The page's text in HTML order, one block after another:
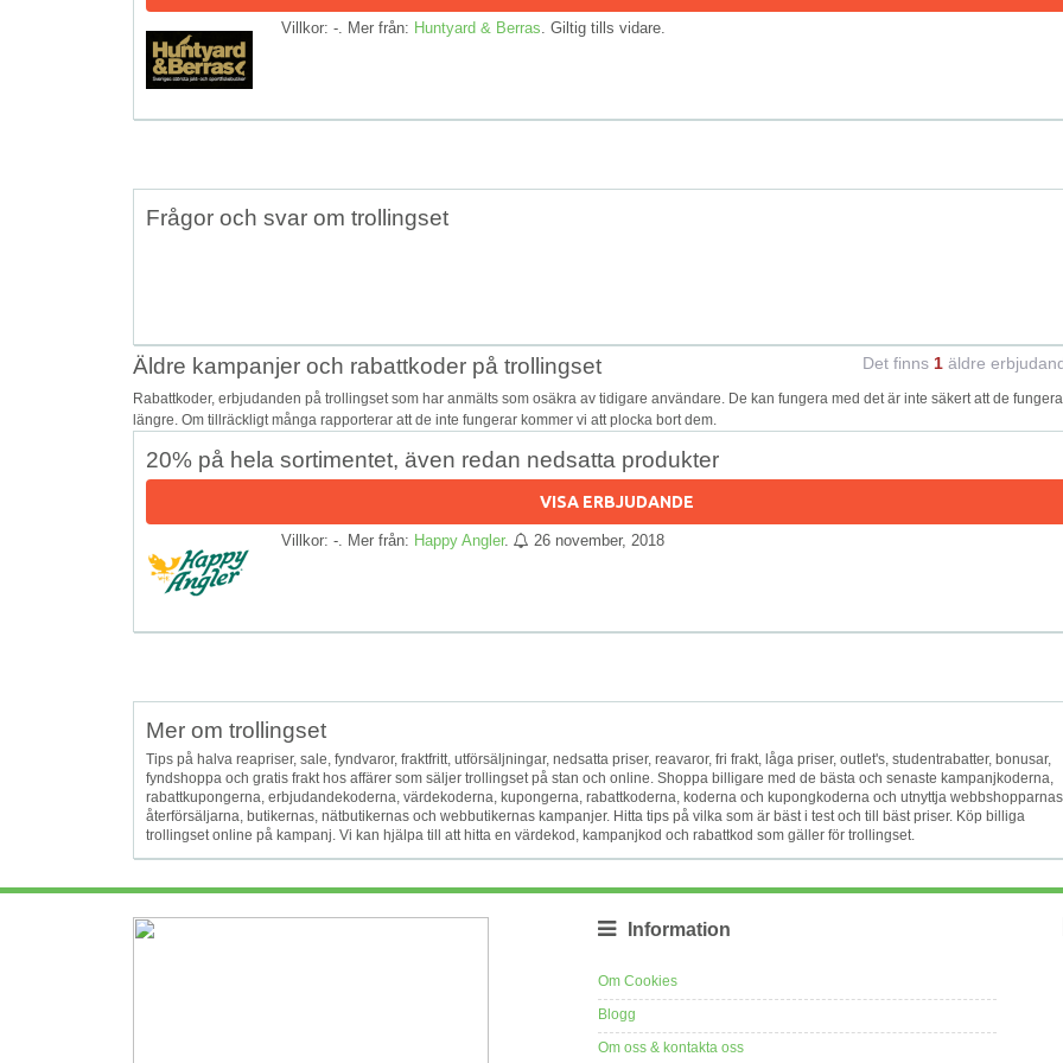
Villkor: -. Mer från: Huntyard & Berras . Giltig tills vidare.
Frågor och svar om trollingset
Äldre kampanjer och rabattkoder på trollingset Det finns 1 äldre
Rabattkoder, erbjudanden på trollingset som har anmälts som osäkra av tidigare användare. De kan fungera med det är inte säkert att de
längre. Om tillräckligt många rapporterar att de inte fungerar kommer vi att plocka bort dem.
20% på hela sortimentet, även redan nedsatta produkter
VISA ERBJUDANDE
Villkor: -. Mer från: Happy Angler. 26 november, 2018
Mer om trollingset
Tips på halva reapriser, sale, fyndvaror, fraktfritt, utförsäljningar, nedsatta priser, reavaror, fri frakt, låga priser, outlet's, studentrabatter, bonusar,
fyndshoppa och gratis frakt hos affärer som säljer trollingset på stan och online. Shoppa billigare med de bästa och senaste kampanjkoderna,
rabattkupongerna, erbjudandekoderna, värdekoderna, kupongerna, rabattkoderna, koderna och kupongkoderna och utnyttja webbshopparnas,
återförsäljarna, butikernas, nätbutikernas och webbutikernas kampanjer. Hitta tips på vilka som är bäst i test och till bäst priser. Köp billiga
trollingset online på kampanj. Vi kan hjälpa till att hitta en värdekod, kampanjkod och rabattkod som gäller för trollingset.
Information
Om Cookies
Blogg
Om oss & kontakta oss